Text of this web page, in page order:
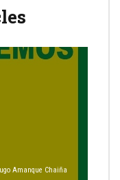
Amanque Chaiña